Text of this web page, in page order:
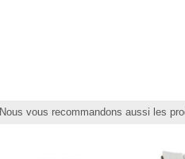
Nous vous recommandons aussi les